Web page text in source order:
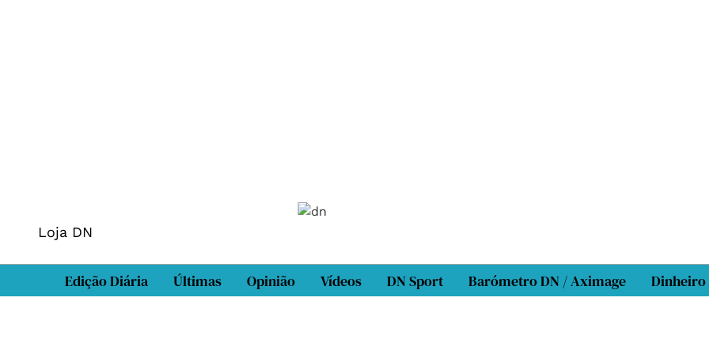
Loja DN
Edição Diária Últimas Opinião Vídeos DN Sport Barómetro DN / Aximage Dinheiro